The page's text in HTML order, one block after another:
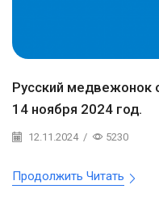
Русский медвежонок
14 ноября 2024 год.
12.11.2024 / 5230
Продолжить Читать